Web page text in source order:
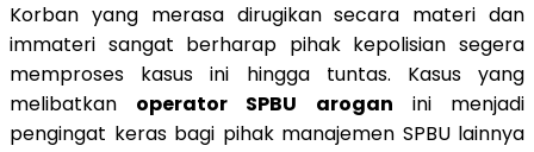
Korban yang merasa dirugikan secara materi dan
immateri sangat berharap pihak kepolisian segera
memproses kasus ini hingga tuntas. Kasus yang
melibatkan operator SPBU arogan ini menjadi
pengingat keras bagi pihak manajemen SPBU lainnya